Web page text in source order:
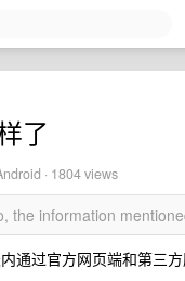
了
· 1804 views
the information
通过官方网页端和第三